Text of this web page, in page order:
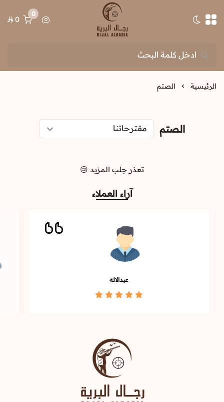
تبديل الوضع الداكنرجال البرية
0
0
الرئيسية الصتم
الصتم
تعذر جلب المزيد 😢
آراء العملاء
عبدالاله